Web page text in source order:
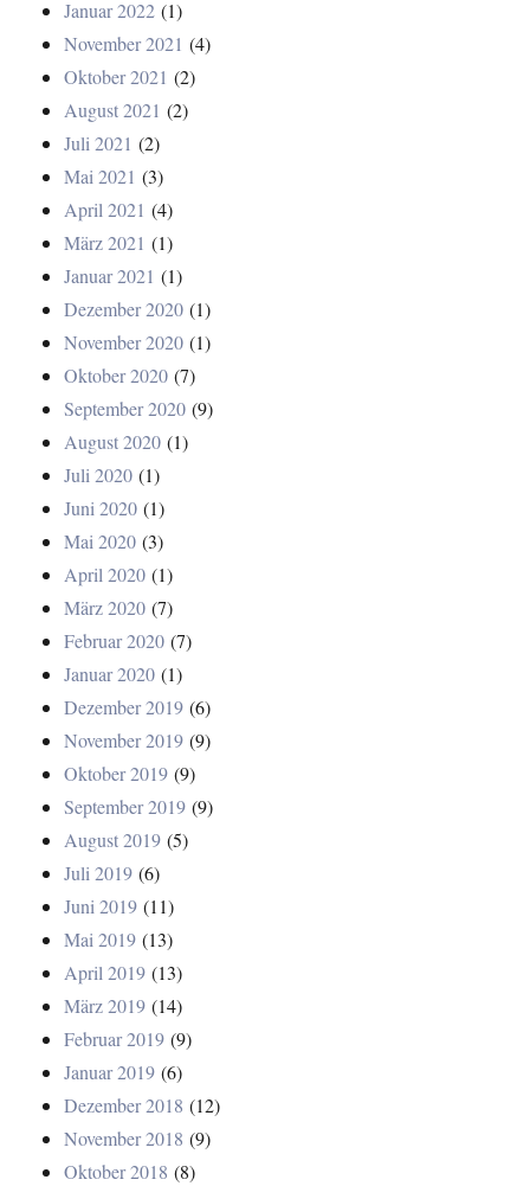
Januar 2022 (1)
November 2021 (4)
Oktober 2021 (2)
August 2021 (2)
Juli 2021 (2)
Mai 2021 (3)
April 2021 (4)
März 2021 (1)
Januar 2021 (1)
Dezember 2020 (1)
November 2020 (1)
Oktober 2020 (7)
September 2020 (9)
August 2020 (1)
Juli 2020 (1)
Juni 2020 (1)
Mai 2020 (3)
April 2020 (1)
März 2020 (7)
Februar 2020 (7)
Januar 2020 (1)
Dezember 2019 (6)
November 2019 (9)
Oktober 2019 (9)
September 2019 (9)
August 2019 (5)
Juli 2019 (6)
Juni 2019 (11)
Mai 2019 (13)
April 2019 (13)
März 2019 (14)
Februar 2019 (9)
Januar 2019 (6)
Dezember 2018 (12)
November 2018 (9)
Oktober 2018 (8)